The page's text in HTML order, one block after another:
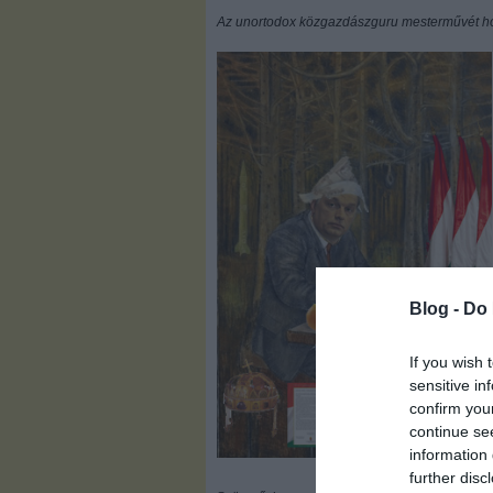
Blog -
If you wish
sensitive
confirm
continue
information
further
Az unortodox közgazdászguru mesterművét